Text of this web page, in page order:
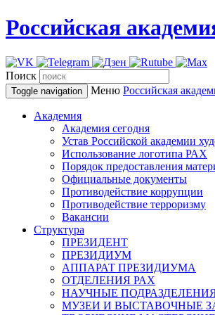
Российская
Поиск
Toggle navigation Меню Российская
Академия
Академия сегодня
Устав Российской академии
Использование логотипа РАХ
Порядок предоставления
Официальные документы
Противодействие коррупции
Противодействие терроризму
Вакансии
Структура
ПРЕЗИДЕНТ
ПРЕЗИДИУМ
АППАРАТ ПРЕЗИДИУМА
ОТДЕЛЕНИЯ РАХ
НАУЧНЫЕ
МУЗЕИ И ВЫСТАВОЧНЫЕ